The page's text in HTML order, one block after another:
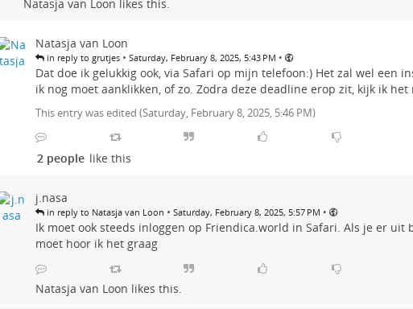
Natasja van Loon likes this.
Natasja van Loon
in reply to grutjes • Saturday, February 8, 2025, 5:43 PM •
Dat doe ik gelukkig ook, via Safari op mijn telefoon:) Het zal wel een
ik nog moet aanklikken, of zo. Zodra deze deadline erop zit, kijk ik het
This entry was edited (Saturday, February 8, 2025, 5:46 PM)
2 people like this
j.nasa
in reply to Natasja van Loon • Saturday, February 8, 2025, 5:57 PM •
Ik moet ook steeds inloggen op Friendica.world in Safari. Als je er uit
moet hoor ik het graag
Natasja van Loon likes this.